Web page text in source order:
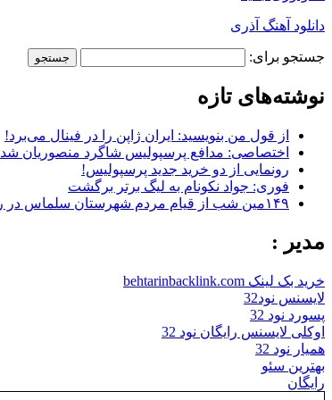
دانلود آهنگ آذری
جستجو برای:
نوشته‌های تازه
از قول من بنویسید: ایران ژاپن را در فینال می‌برد!
اختصاصی: مدافع پرسپولیس شاگرد منصوریان شد
رونمایی از دو خرید جدید پرسپولیس!
فوری: جواد نکونام به لیگ برتر برگشت
۱۴۹مین شب از قیام مردم شهرستان سلماس در راستای خونخواهی رهبر شهید + تصاویر
مدیر :
خرید بک لینک behtarinbacklink.com
لایسنس نود32
پسورد نود 32
اوکلی لایسنس رایگان نود 32
همیار نود 32
بهترین سئو
رایگان